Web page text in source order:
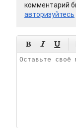
комментарий
авторизуйтесь
  